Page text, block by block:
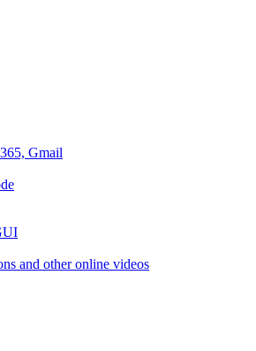
Gmail
and other online videos